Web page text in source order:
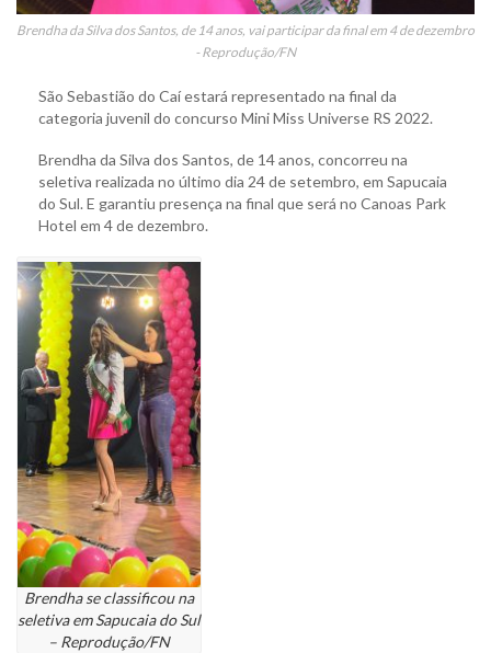
Brendha da Silva dos Santos, de 14 anos, vai participar da final em 4 de dezembro
- Reprodução/FN
São Sebastião do Caí estará representado na final da
categoria juvenil do concurso Mini Miss Universe RS 2022.
Brendha da Silva dos Santos, de 14 anos, concorreu na
seletiva realizada no último dia 24 de setembro, em Sapucaia
do Sul. E garantiu presença na final que será no Canoas Park
Hotel em 4 de dezembro.
Brendha se classificou na
seletiva em Sapucaia do Sul
– Reprodução/FN